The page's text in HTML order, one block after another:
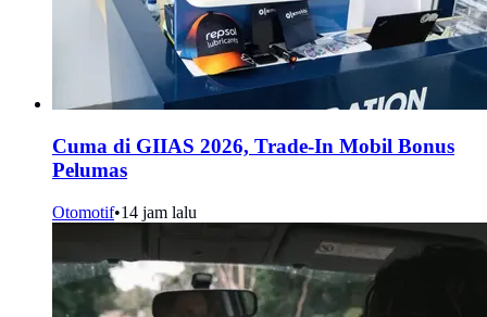
Cuma di GIIAS 2026, Trade-In Mobil Bonus
Pelumas
Otomotif•14 jam lalu